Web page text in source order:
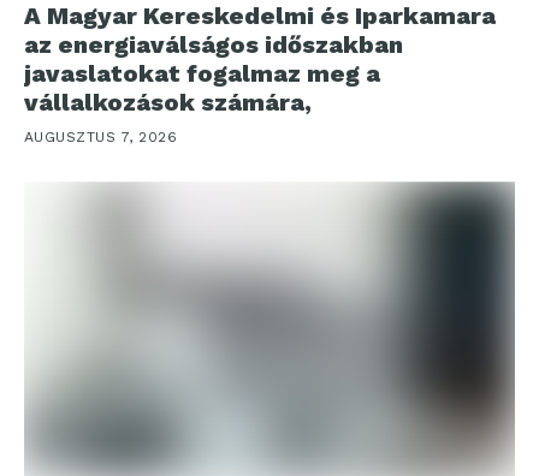
A Magyar Kereskedelmi és Iparkamara
az energiaválságos időszakban
javaslatokat fogalmaz meg a
vállalkozások számára,
AUGUSZTUS 7, 2026